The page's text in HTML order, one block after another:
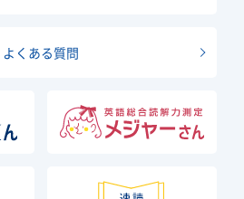
よくある質問